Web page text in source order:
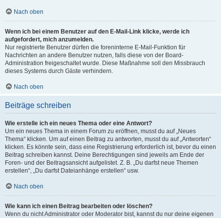
Nach oben
Wenn ich bei einem Benutzer auf den E-Mail-Link klicke, werde ich
aufgefordert, mich anzumelden.
Nur registrierte Benutzer dürfen die foreninterne E-Mail-Funktion für
Nachrichten an andere Benutzer nutzen, falls diese von der Board-
Administration freigeschaltet wurde. Diese Maßnahme soll den Missbrauch
dieses Systems durch Gäste verhindern.
Nach oben
Beiträge schreiben
Wie erstelle ich ein neues Thema oder eine Antwort?
Um ein neues Thema in einem Forum zu eröffnen, musst du auf „Neues
Thema“ klicken. Um auf einen Beitrag zu antworten, musst du auf „Antworten“
klicken. Es könnte sein, dass eine Registrierung erforderlich ist, bevor du einen
Beitrag schreiben kannst. Deine Berechtigungen sind jeweils am Ende der
Foren- und der Beitragsansicht aufgelistet. Z. B. „Du darfst neue Themen
erstellen“, „Du darfst Dateianhänge erstellen“ usw.
Nach oben
Wie kann ich einen Beitrag bearbeiten oder löschen?
Wenn du nicht Administrator oder Moderator bist, kannst du nur deine eigenen